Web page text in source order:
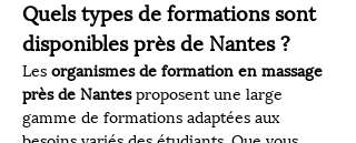
Quels types de formations sont
disponibles près de Nantes ?
Les organismes de formation en massage
près de Nantes proposent une large
gamme de formations adaptées aux